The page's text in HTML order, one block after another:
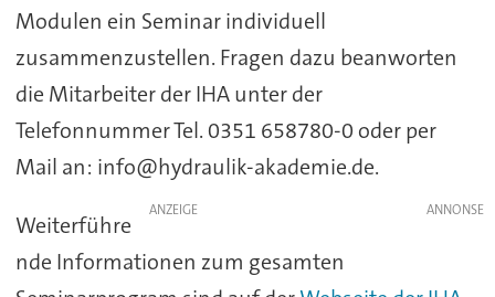
Modulen ein Seminar individuell
zusammenzustellen. Fragen dazu beanworten
die Mitarbeiter der IHA unter der
Telefonnummer Tel. 0351 658780-0 oder per
Mail an: info@hydraulik-akademie.de.
ANZEIGE
Weiterführe
nde Informationen zum gesamten